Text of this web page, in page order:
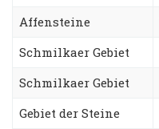
Affensteine
Schmilkaer Gebiet
Schmilkaer Gebiet
Gebiet der Steine